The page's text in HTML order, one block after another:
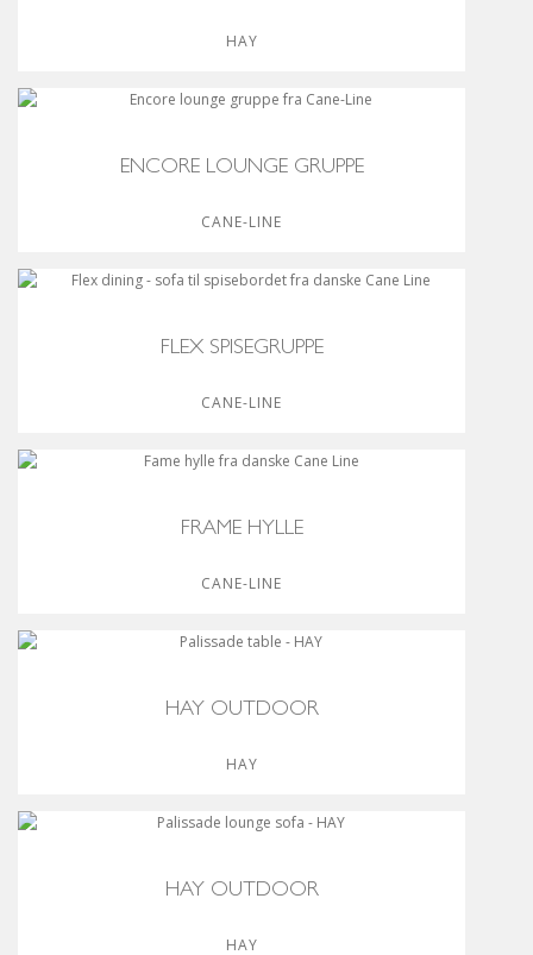
HAY
ENCORE LOUNGE GRUPPE
CANE-LINE
FLEX SPISEGRUPPE
CANE-LINE
FRAME HYLLE
CANE-LINE
HAY OUTDOOR
HAY
HAY OUTDOOR
HAY